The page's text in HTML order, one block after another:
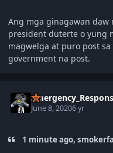
Ang mga ginagawan daw
president duterte o yung
magwelga at puro post
government na post.
June 8, 20206 yr
1 minute ago,